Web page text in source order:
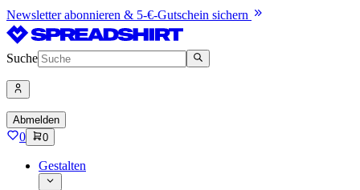
Newsletter abonnieren & 5-€-Gutschein sichern
Suche
Abmelden
0 0
Gestalten